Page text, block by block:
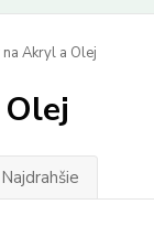
Akryl a Olej
Najdrahšie